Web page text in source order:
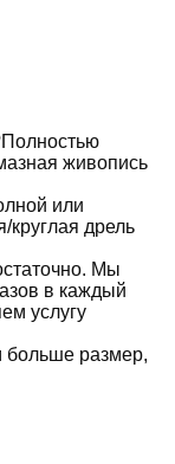
живопись
или
круглая дрель
Мы
в каждый
услугу
больше размер,